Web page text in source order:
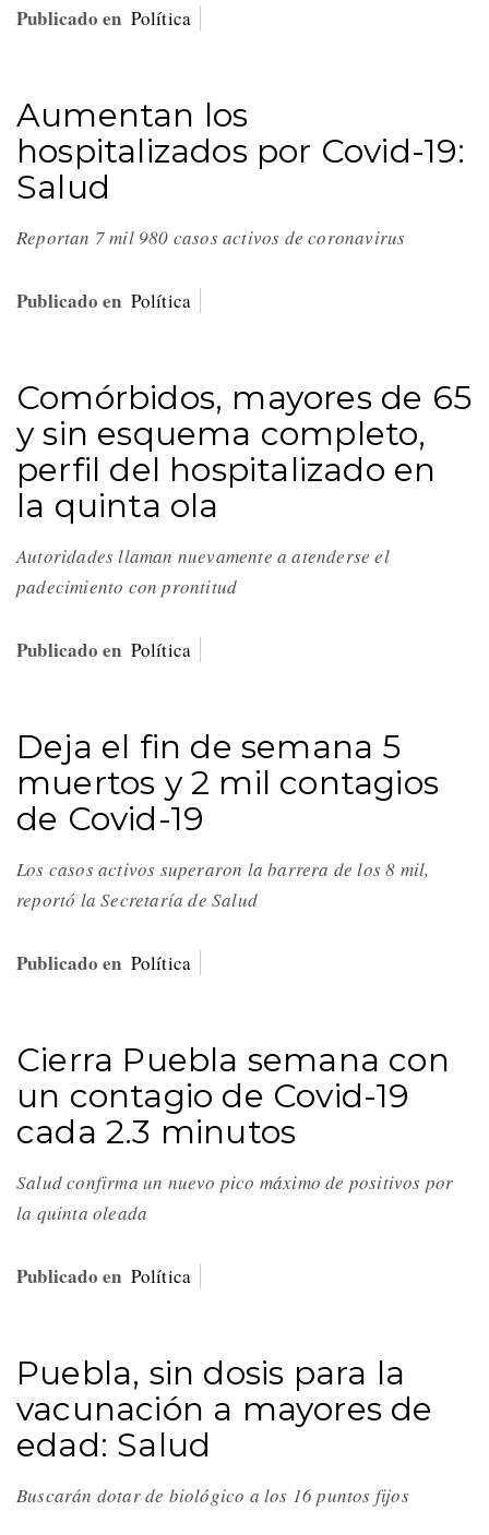
Publicado en Política
Aumentan los
hospitalizados por Covid-19:
Salud
Reportan 7 mil 980 casos activos de coronavirus
Publicado en Política
Comórbidos, mayores de 65
y sin esquema completo,
perfil del hospitalizado en
la quinta ola
Autoridades llaman nuevamente a atenderse el
padecimiento con prontitud
Publicado en Política
Deja el fin de semana 5
muertos y 2 mil contagios
de Covid-19
Los casos activos superaron la barrera de los 8 mil,
reportó la Secretaría de Salud
Publicado en Política
Cierra Puebla semana con
un contagio de Covid-19
cada 2.3 minutos
Salud confirma un nuevo pico máximo de positivos por
la quinta oleada
Publicado en Política
Puebla, sin dosis para la
vacunación a mayores de
edad: Salud
Buscarán dotar de biológico a los 16 puntos fijos